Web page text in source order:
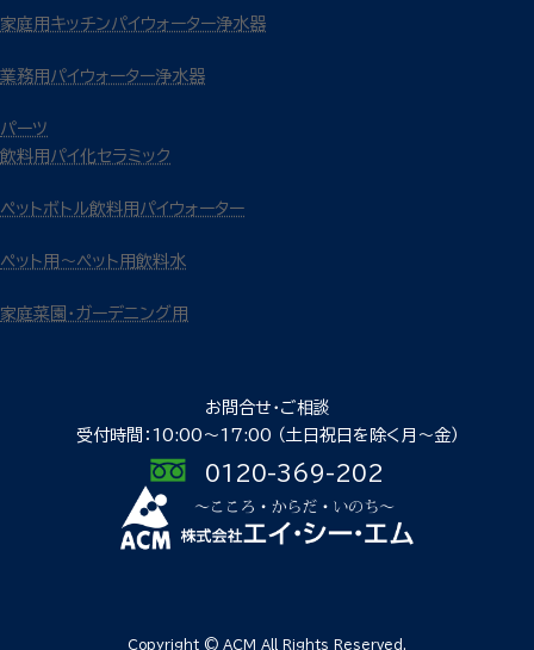
家庭用キッチンパイウォーター浄水器
業務用パイウォーター浄水器
パーツ
飲料用パイ化セラミック
ペットボトル飲料用パイウォーター
ペット用～ペット用飲料水
家庭菜園・ガーデニング用
お問合せ・ご相談
受付時間：10:00〜17:00 （土日祝日を除く月〜金）
0120-369-202
Copyright © ACM All Rights Reserved.